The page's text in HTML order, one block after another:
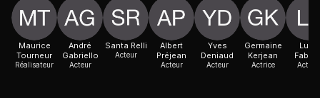
Maurice
Tourneur
Réalisateur
André
Gabriello
Acteur
Santa Relli
Acteur
Albert
Préjean
Acteur
Yves
Deniaud
Acteur
Germaine
Kerjean
Actrice
Luce
Actrice